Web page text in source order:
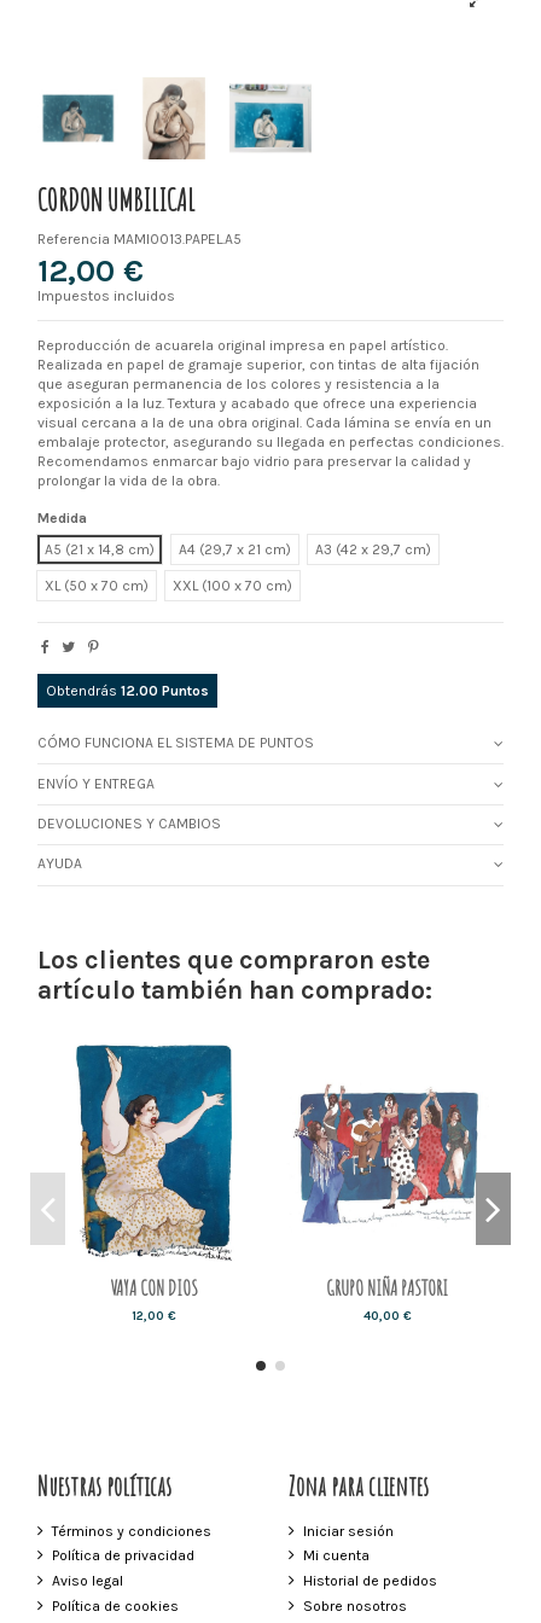
CORDON UMBILICAL
Referencia MAMI0013.PAPEL.A5
12,00 €
Impuestos incluidos
Reproducción de acuarela original impresa en papel artístico.
Realizada en papel de gramaje superior, con tintas de alta fijación
que aseguran permanencia de los colores y resistencia a la
exposición a la luz. Textura y acabado que ofrece una experiencia
visual cercana a la de una obra original. Cada lámina se envía en un
embalaje protector, asegurando su llegada en perfectas condiciones.
Recomendamos enmarcar bajo vidrio para preservar la calidad y
prolongar la vida de la obra.
Medida
A5 (21 x 14,8 cm)
A4 (29,7 x 21 cm) A3 (42 x 29,7 cm)
XL XXL
Obtendrás 12.00 Puntos
CÓMO FUNCIONA EL SISTEMA DE PUNTOS
ENVÍO Y ENTREGA
DEVOLUCIONES Y CAMBIOS
AYUDA
Los clientes que compraron este
artículo también han comprado:
VAYA CON DIOS
12,00 €
GRUPO NIÑA PASTORI
40,00 €
Nuestras políticas
Términos y condiciones
Política de privacidad
Aviso legal
Política de cookies
Zona para clientes
Iniciar sesión
Mi cuenta
Historial de pedidos
Sobre nosotros